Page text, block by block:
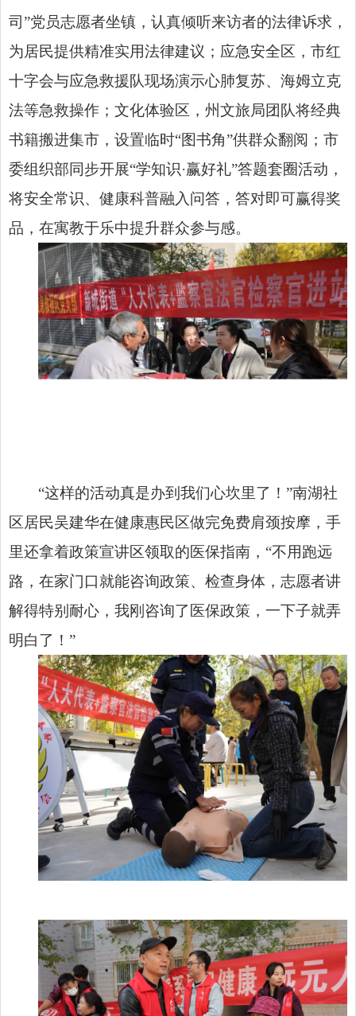
司”党员志愿者坐镇，认真倾听来访者的法律诉求，
为居民提供精准实用法律建议；应急安全区，市红
十字会与应急救援队现场演示心肺复苏、海姆立克
法等急救操作；文化体验区，州文旅局团队将经典
书籍搬进集市，设置临时“图书角”供群众翻阅；市
委组织部同步开展“学知识·赢好礼”答题套圈活动，
将安全常识、健康科普融入问答，答对即可赢得奖
品，在寓教于乐中提升群众参与感。
“这样的活动真是办到我们心坎里了！”南湖社
区居民吴建华在健康惠民区做完免费肩颈按摩，手
里还拿着政策宣讲区领取的医保指南，“不用跑远
路，在家门口就能咨询政策、检查身体，志愿者讲
解得特别耐心，我刚咨询了医保政策，一下子就弄
明白了！”